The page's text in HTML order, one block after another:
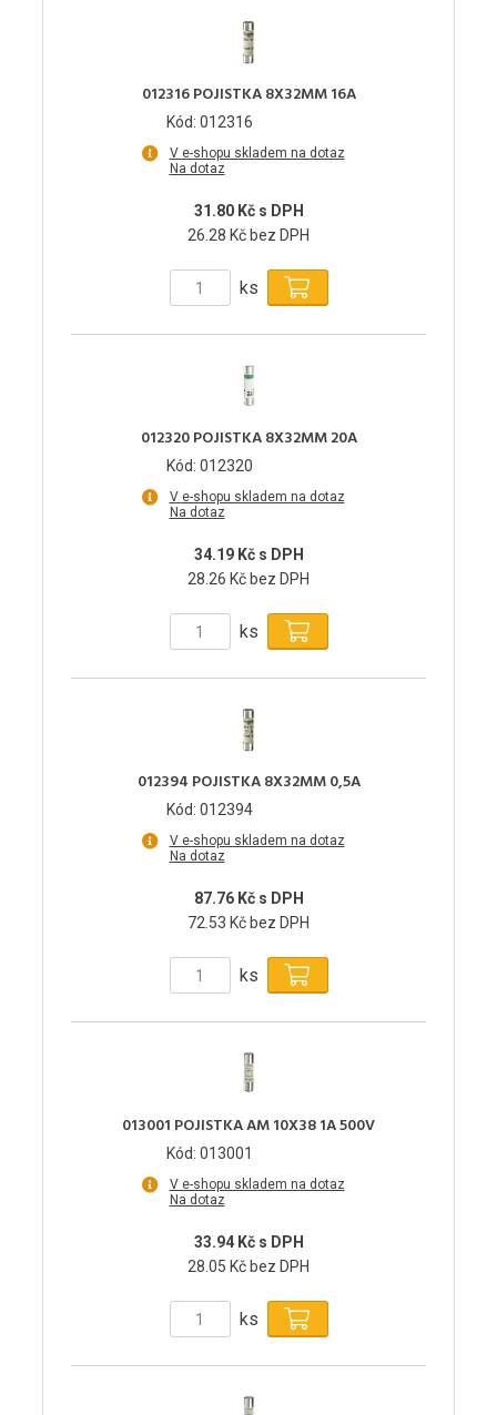
012316 POJISTKA 8X32MM 16A
Kód: 012316
V e-shopu skladem na dotaz
Na dotaz
31.80 Kč s DPH
26.28 Kč bez DPH
ks
012320 POJISTKA 8X32MM 20A
Kód: 012320
V e-shopu skladem na dotaz
Na dotaz
34.19 Kč s DPH
28.26 Kč bez DPH
ks
012394 POJISTKA 8X32MM 0,5A
Kód: 012394
V e-shopu skladem na dotaz
Na dotaz
87.76 Kč s DPH
72.53 Kč bez DPH
ks
013001 POJISTKA AM 10X38 1A 500V
Kód: 013001
V e-shopu skladem na dotaz
Na dotaz
33.94 Kč s DPH
28.05 Kč bez DPH
ks